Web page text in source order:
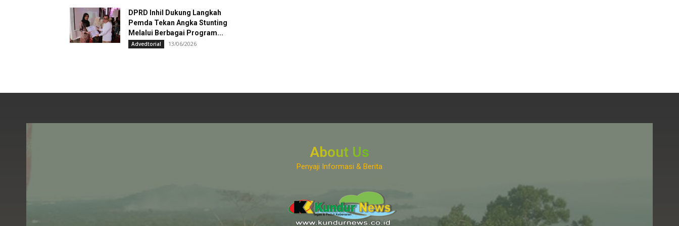
DPRD Inhil Dukung Langkah
Pemda Tekan Angka Stunting
Melalui Berbagai Program...
Advedtorial 13/06/2026
About Us
Penyaji Informasi & Berita
www.kundurnews.co.id